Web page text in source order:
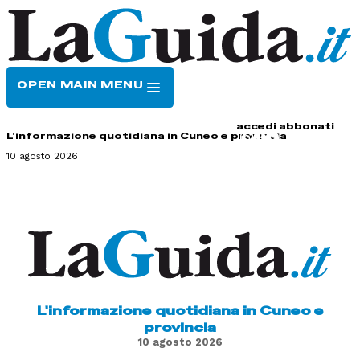
OPEN MAIN MENU
accedi abbonati
L'informazione quotidiana in Cuneo e provincia
10 agosto 2026
L'informazione quotidiana in Cuneo e
provincia
10 agosto 2026